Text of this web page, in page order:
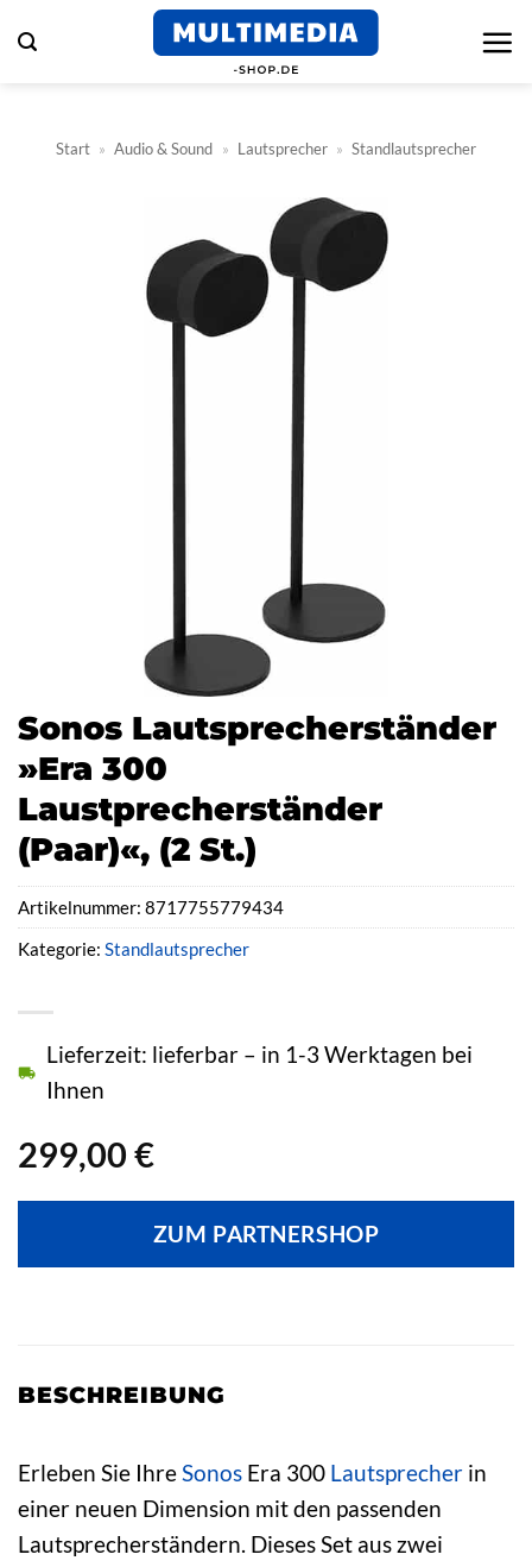
Inhalt
Start » Audio & Sound » Lautsprecher » Standlautsprecher
Sonos Lautsprecherständer
»Era 300
Laustprecherständer
(Paar)«, (2 St.)
299,00 €
Lieferzeit: lieferbar – in 1-3 Werktagen bei
Ihnen
ZUM PARTNERSHOP
Artikelnummer: 8717755779434
Kategorie: Standlautsprecher
BESCHREIBUNG
Erleben Sie Ihre Sonos Era 300 Lautsprecher in
einer neuen Dimension mit den passenden
Lautsprecherständern. Dieses Set aus zwei